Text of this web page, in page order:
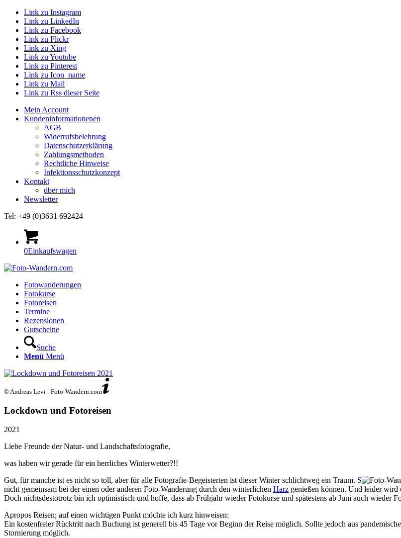
Link zu Instagram
Link zu LinkedIn
Link zu Facebook
Link zu Flickr
Link zu Xing
Link zu Youtube
Link zu Pinterest
Link zu Icon_name
Link zu Mail
Link zu Rss dieser Seite
Mein Account
Kundeninformationenen
AGB
Widerrufsbelehrung
Datenschutzerklärung
Zahlungsmethoden
Rechtliche Hinweise
Infektionsschutzkonzept
Kontakt
über mich
Newsletter
Tel: +49 (0)3631 692424
0Einkaufswagen
Fotowanderungen
Fotokurse
Fotoreisen
Termine
Rezensionen
Gutscheine
Suche
Menü Menü
© Andreas Levi - Foto-Wandern.com
Lockdown und Fotoreisen
2021
Liebe Freunde der Natur- und Landschaftsfotografie,
was haben wir gerade für ein herrliches Winterwetter?!!
Gut, für manche ist es nicht so toll, aber für alle Fotografie-Begeisterten ist dieser Winter schlichtweg ein Traum. S
nicht gemeinsam bei der einen oder anderen Foto-Wanderung durch den winterlichen Harz genießen können. Und leider wird
Doch nichtsdestotrotz bin ich optimistisch und hoffe, dass ab Frühjahr wieder Fotokurse und spätestens ab Juni auch wieder
Apropos Reisen; auf einen wichtigen Punkt möchte ich kurz hinweisen:
Ein kostenfreier Rücktritt nach Buchung ist generell bis 45 Tage vor Beginn der Reise möglich. Sollte jedoch aus
Stornierung möglich.